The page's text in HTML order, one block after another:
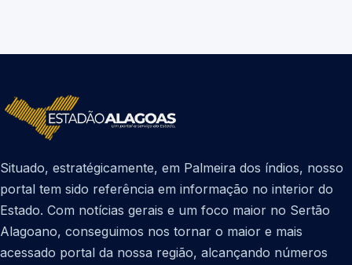
Situado, estratégicamente, em Palmeira dos índios, nosso
portal tem sido referência em informação no interior do
Estado. Com notícias gerais e um foco maior no Sertão
Alagoano, conseguimos nos tornar o maior e mais
acessado portal da nossa região, alcançando números